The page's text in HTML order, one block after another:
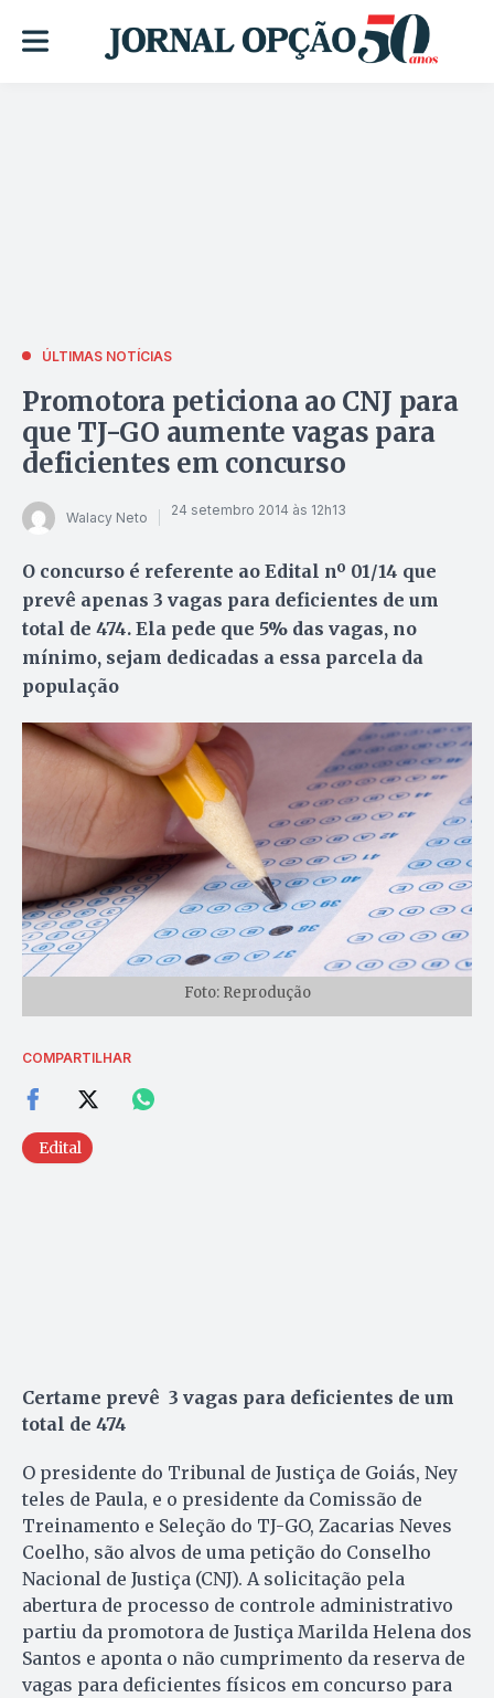
ÚLTIMAS NOTÍCIAS
Promotora peticiona ao CNJ para
que TJ-GO aumente vagas para
deficientes em concurso
Walacy Neto 24 setembro 2014 às 12h13
O concurso é referente ao Edital nº 01/14 que
prevê apenas 3 vagas para deficientes de um
total de 474. Ela pede que 5% das vagas, no
mínimo, sejam dedicadas a essa parcela da
população
Foto: Reprodução
COMPARTILHAR
Edital
Certame prevê 3 vagas para deficientes de um
total de 474
O presidente do Tribunal de Justiça de Goiás, Ney
teles de Paula, e o presidente da Comissão de
Treinamento e Seleção do TJ-GO, Zacarias Neves
Coelho, são alvos de uma petição do Conselho
Nacional de Justiça (CNJ). A solicitação pela
abertura de processo de controle administrativo
partiu da promotora de Justiça Marilda Helena dos
Santos e aponta o não cumprimento da reserva de
vagas para deficientes físicos em concurso para